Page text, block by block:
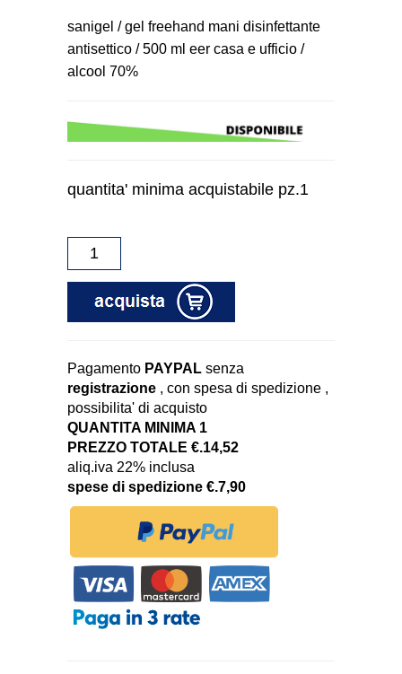
sanigel / gel freehand mani disinfettante
antisettico / 500 ml eer casa e ufficio /
alcool 70%
quantita' minima acquistabile pz.1
Pagamento PAYPAL senza
registrazione , con spesa di spedizione ,
possibilita' di acquisto
QUANTITA MINIMA 1
PREZZO TOTALE €.14,52
aliq.iva 22% inclusa
spese di spedizione €.7,90